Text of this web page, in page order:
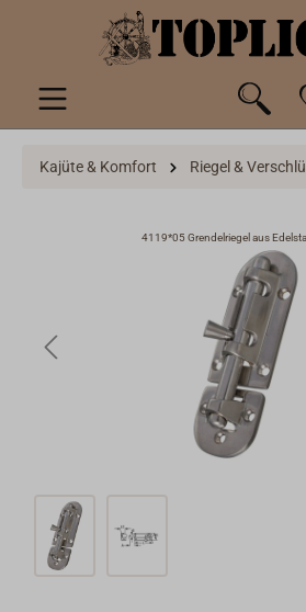
springen
Kajüte & Komfort Riegel &
4119*05 Grendelriegel aus